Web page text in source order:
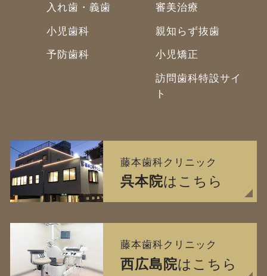
入れ歯・義歯
小児歯科
予防歯科
審美治療
親知らず抜歯
小児矯正
訪問歯科特設サイ
ト
藤本歯科クリニック
呉本院はこちら
藤本歯科クリニック
西広島院はこちら